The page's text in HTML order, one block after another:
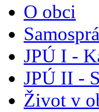
O obci
JPÚ I -
JPÚ II -
Život v